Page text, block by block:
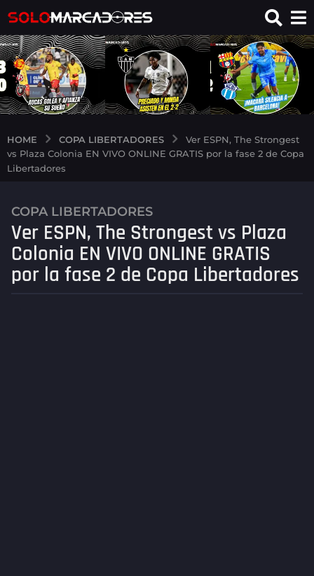
HOME COPA LIBERTADORES
Ver ESPN, The Strongest
vs Plaza Colonia EN VIVO ONLINE GRATIS por la fase 2 de Copa
Libertadores
4
a
ñ
o
s
COPA LIBERTADORES
Ver ESPN, The Strongest vs Plaza
Colonia EN VIVO ONLINE GRATIS
por la fase 2 de Copa Libertadores